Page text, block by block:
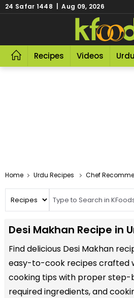
24 Safar 1448 | Aug 09, 2026
Recipes Videos
Home Urdu Recipes Chef
Desi Makhan Recipe in
Find delicious Desi Makhan
easy-to-cook recipes crafted
cooking tips with proper
required ingredients, and